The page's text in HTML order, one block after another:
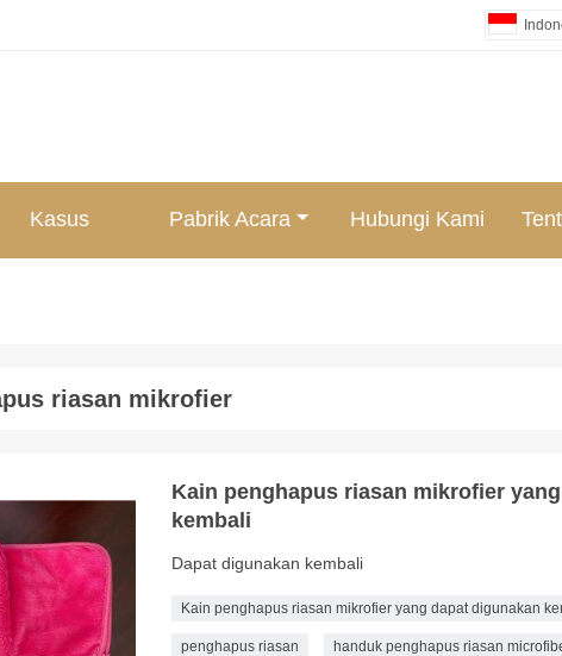
Kasus Pabrik Acara Hubungi Kami
riasan mikrofier
Kain penghapus riasan mikrofier
kembali
Dapat digunakan kembali
Kain penghapus riasan mikrofier yang dapat digunakan
penghapus riasan handuk penghapus riasan